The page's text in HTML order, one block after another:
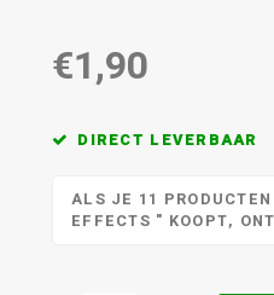
€1,90
DIRECT LEVERBAAR
ALS JE 11
EFFECTS " KOOPT,